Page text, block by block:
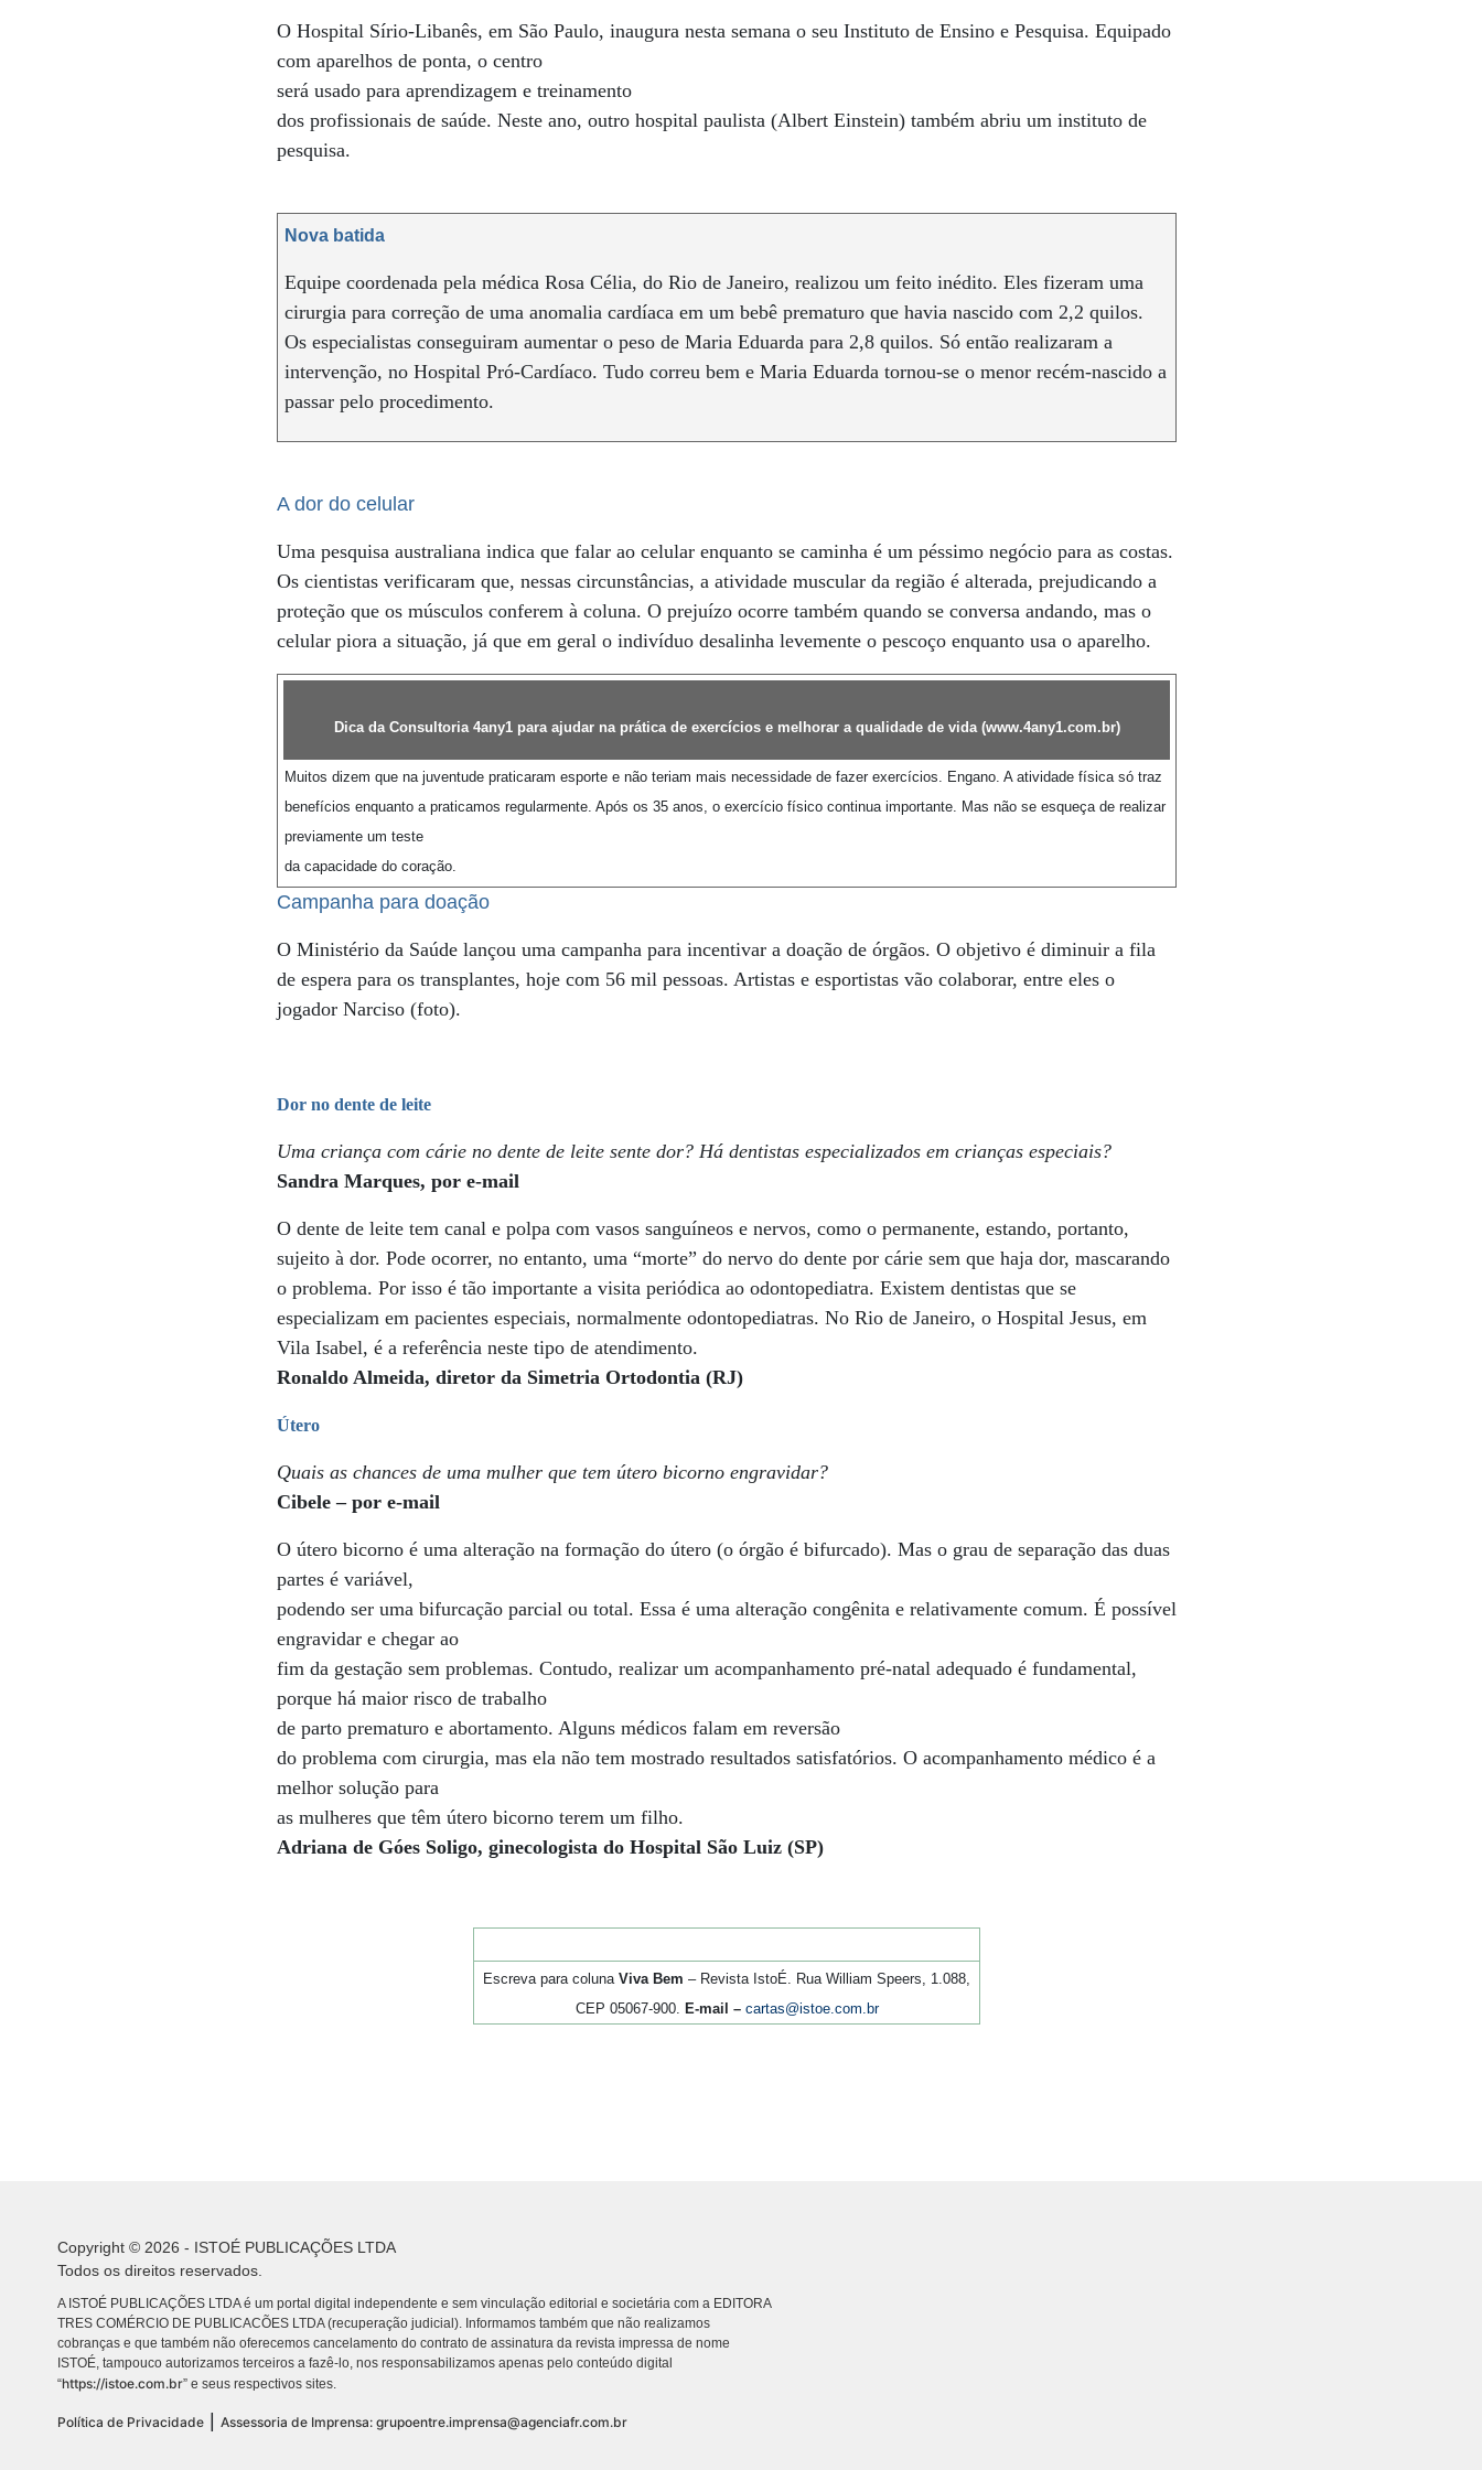
O Hospital Sírio-Libanês, em São Paulo, inaugura nesta semana o seu Instituto de Ensino e Pesquisa. Equipado
com aparelhos de ponta, o centro
será usado para aprendizagem e treinamento
dos profissionais de saúde. Neste ano, outro hospital paulista (Albert Einstein) também abriu um instituto de
pesquisa.
Nova batida
Equipe coordenada pela médica Rosa Célia, do Rio de Janeiro, realizou um feito inédito. Eles fizeram uma
cirurgia para correção de uma anomalia cardíaca em um bebê prematuro que havia nascido com 2,2 quilos.
Os especialistas conseguiram aumentar o peso de Maria Eduarda para 2,8 quilos. Só então realizaram a
intervenção, no Hospital Pró-Cardíaco. Tudo correu bem e Maria Eduarda tornou-se o menor recém-nascido a
passar pelo procedimento.
A dor do celular
Uma pesquisa australiana indica que falar ao celular enquanto se caminha é um péssimo negócio para as costas.
Os cientistas verificaram que, nessas circunstâncias, a atividade muscular da região é alterada, prejudicando a
proteção que os músculos conferem à coluna. O prejuízo ocorre também quando se conversa andando, mas o
celular piora a situação, já que em geral o indivíduo desalinha levemente o pescoço enquanto usa o aparelho.
Dica da Consultoria 4any1 para ajudar na prática de exercícios e melhorar a qualidade de vida (www.4any1.com.br)
Muitos dizem que na juventude praticaram esporte e não teriam mais necessidade de fazer exercícios. Engano. A atividade física só traz
benefícios enquanto a praticamos regularmente. Após os 35 anos, o exercício físico continua importante. Mas não se esqueça de realizar
previamente um teste
da capacidade do coração.
Campanha para doação
O Ministério da Saúde lançou uma campanha para incentivar a doação de órgãos. O objetivo é diminuir a fila
de espera para os transplantes, hoje com 56 mil pessoas. Artistas e esportistas vão colaborar, entre eles o
jogador Narciso (foto).
Dor no dente de leite
Uma criança com cárie no dente de leite sente dor? Há dentistas especializados em crianças especiais?
Sandra Marques, por e-mail
O dente de leite tem canal e polpa com vasos sanguíneos e nervos, como o permanente, estando, portanto,
sujeito à dor. Pode ocorrer, no entanto, uma “morte” do nervo do dente por cárie sem que haja dor, mascarando
o problema. Por isso é tão importante a visita periódica ao odontopediatra. Existem dentistas que se
especializam em pacientes especiais, normalmente odontopediatras. No Rio de Janeiro, o Hospital Jesus, em
Vila Isabel, é a referência neste tipo de atendimento.
Ronaldo Almeida, diretor da Simetria Ortodontia (RJ)
Útero
Quais as chances de uma mulher que tem útero bicorno engravidar?
Cibele – por e-mail
O útero bicorno é uma alteração na formação do útero (o órgão é bifurcado). Mas o grau de separação das duas
partes é variável,
podendo ser uma bifurcação parcial ou total. Essa é uma alteração congênita e relativamente comum. É possível
engravidar e chegar ao
fim da gestação sem problemas. Contudo, realizar um acompanhamento pré-natal adequado é fundamental,
porque há maior risco de trabalho
de parto prematuro e abortamento. Alguns médicos falam em reversão
do problema com cirurgia, mas ela não tem mostrado resultados satisfatórios. O acompanhamento médico é a
melhor solução para
as mulheres que têm útero bicorno terem um filho.
Adriana de Góes Soligo, ginecologista do Hospital São Luiz (SP)
Escreva para colunaViva Bem – Revista IstoÉ. Rua William Speers, 1.088,
CEP 05067-900. E-mail – cartas@istoe.com.br
Copyright © 2026 - ISTOÉ PUBLICAÇÕES LTDA
Todos os direitos reservados.
A ISTOÉ PUBLICAÇÕES LTDA é um portal digital independente e sem vinculação editorial e societária com a EDITORA
TRES COMÉRCIO DE PUBLICACÕES LTDA (recuperação judicial). Informamos também que não realizamos
cobranças e que também não oferecemos cancelamento do contrato de assinatura da revista impressa de nome
ISTOÉ, tampouco autorizamos terceiros a fazê-lo, nos responsabilizamos apenas pelo conteúdo digital
“https://istoe.com.br” e seus respectivos sites.
Política de Privacidade Assessoria de Imprensa: grupoentre.imprensa@agenciafr.com.br